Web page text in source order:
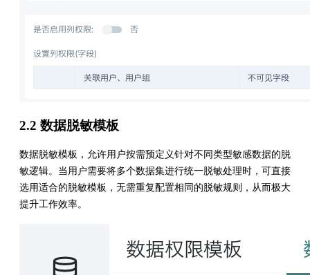
2.2 数据脱敏模板
数据脱敏模板，允许用户按需预定义针对不同类型敏感数据的脱
敏逻辑。当用户需要将多个数据集进行统一脱敏处理时，可直接
选用适合的脱敏模板，无需重复配置相同的脱敏规则，从而极大
提升工作效率。